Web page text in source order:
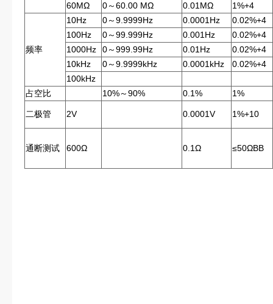
60MΩ
0～60.00 MΩ 0.01MΩ 1%+4
频率
10Hz 0～9.9999Hz 0.0001Hz
0.02%+4
100Hz
0～99.999Hz 0.001Hz
0.02%+4
1000Hz
0～999.99Hz 0.01Hz
0.02%+4
10kHz
0～9.9999kHz 0.0001kHz
0.02%+4
100kHz
占空比
10%～90% 0.1% 1%
二极管 2V 0.0001V 1%+10
通断测试 600Ω 0.1Ω ≤50ΩBB